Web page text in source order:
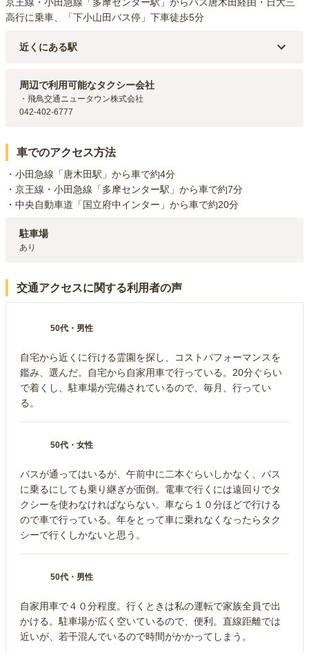
高行に乗車、「下小山田バス停」下車徒歩5分
近くにある駅
JR横浜線
矢部駅（5km）
京王相模原線
京王堀之内駅（5.2km
多摩モノレール
周辺で利用可能なタクシー会社
・飛鳥交通ニュータウン株式会社
042-402-6777
車でのアクセス方法
・小田急線「唐木田駅」から車で約4分
・京王線・小田急線「多摩センター駅」から車で約7分
・中央自動車道「国立府中インター」から車で約20分
駐車場
あり
交通アクセスに関する利用者の声
50代 ・ 男性
自宅から近くに行ける霊園を探し、コストパフォーマンスを
鑑み、選んだ。自宅から自家用車で行っている。20分ぐらい
で着くし、駐車場が完備されているので、毎月、行ってい
る。
50代 ・ 女性
バスが通ってはいるが、午前中に二本ぐらいしかなく、バス
に乗るにしても乗り継ぎが面倒。電車で行くには遠回りでタ
クシーを使わなければならない。車なら１０分ほどで行ける
ので車で行っている。年をとって車に乗れなくなったらタク
シーで行くしかないと思う。
50代 ・ 男性
自家用車で４０分程度。行くときは私の運転で家族全員で出
かける。駐車場が広く空いているので、便利。直線距離では
近いが、若干混んでいるので時間がかかってしまう。